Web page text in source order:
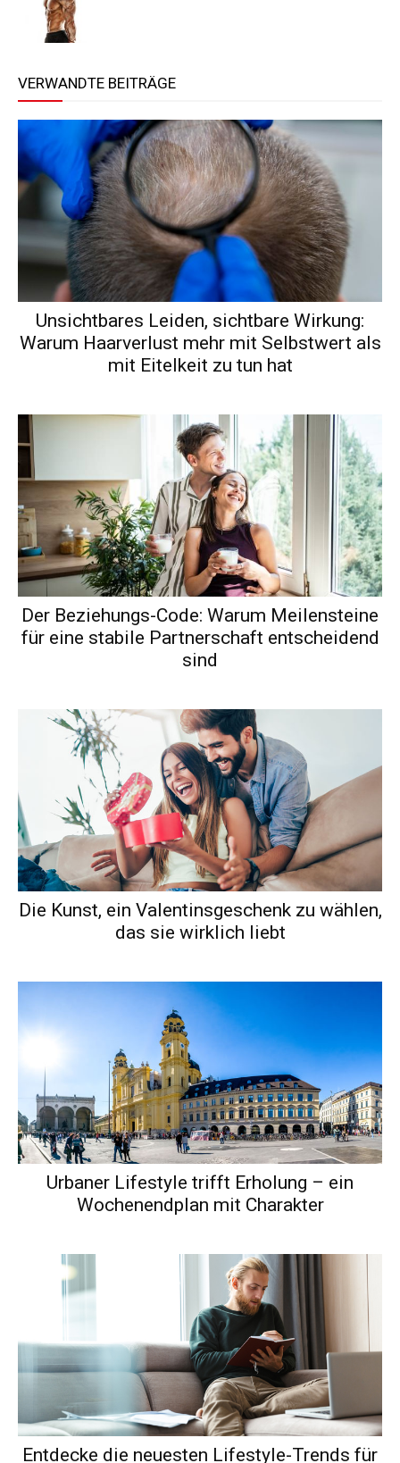
VERWANDTE BEITRÄGE
Unsichtbares Leiden, sichtbare Wirkung:
Warum Haarverlust mehr mit Selbstwert als
mit Eitelkeit zu tun hat
Der Beziehungs-Code: Warum Meilensteine
für eine stabile Partnerschaft entscheidend
sind
Die Kunst, ein Valentinsgeschenk zu wählen,
das sie wirklich liebt
Urbaner Lifestyle trifft Erholung – ein
Wochenendplan mit Charakter
Entdecke die neuesten Lifestyle-Trends für